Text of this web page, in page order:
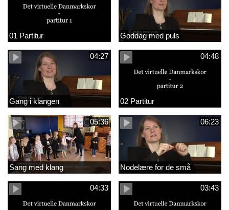
01 Partitur Goddag med puls
04:27
Gang i klangen
04:48
02 Partitur
05:36
Sang med klang
06:23
Nodelære for de små
04:33 03:43